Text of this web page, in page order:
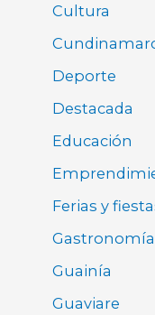
Cultura
Deporte
Destacada
Educación
Ferias y
Gastronomía
Guainía
Guaviare